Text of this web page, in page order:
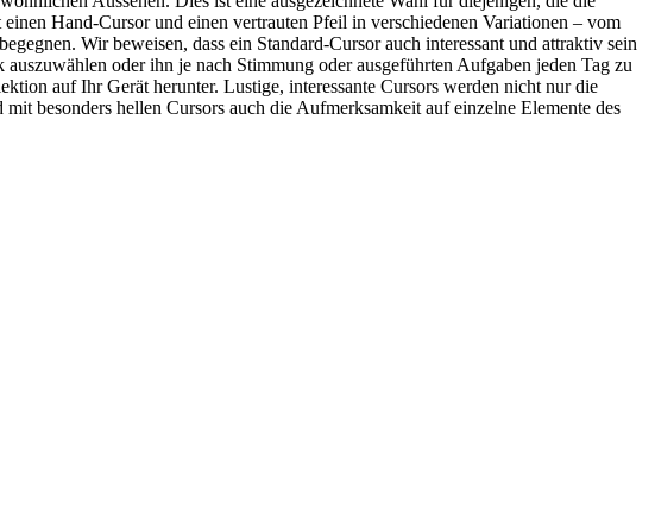
Hand-Cursor und einen vertrauten Pfeil in verschiedenen Variationen – vom
Wir beweisen, dass ein Standard-Cursor auch interessant und attraktiv sein
oder ihn je nach Stimmung oder ausgeführten Aufgaben jeden Tag zu
auf Ihr Gerät herunter. Lustige, interessante Cursors werden nicht nur die
besonders hellen Cursors auch die Aufmerksamkeit auf einzelne Elemente des